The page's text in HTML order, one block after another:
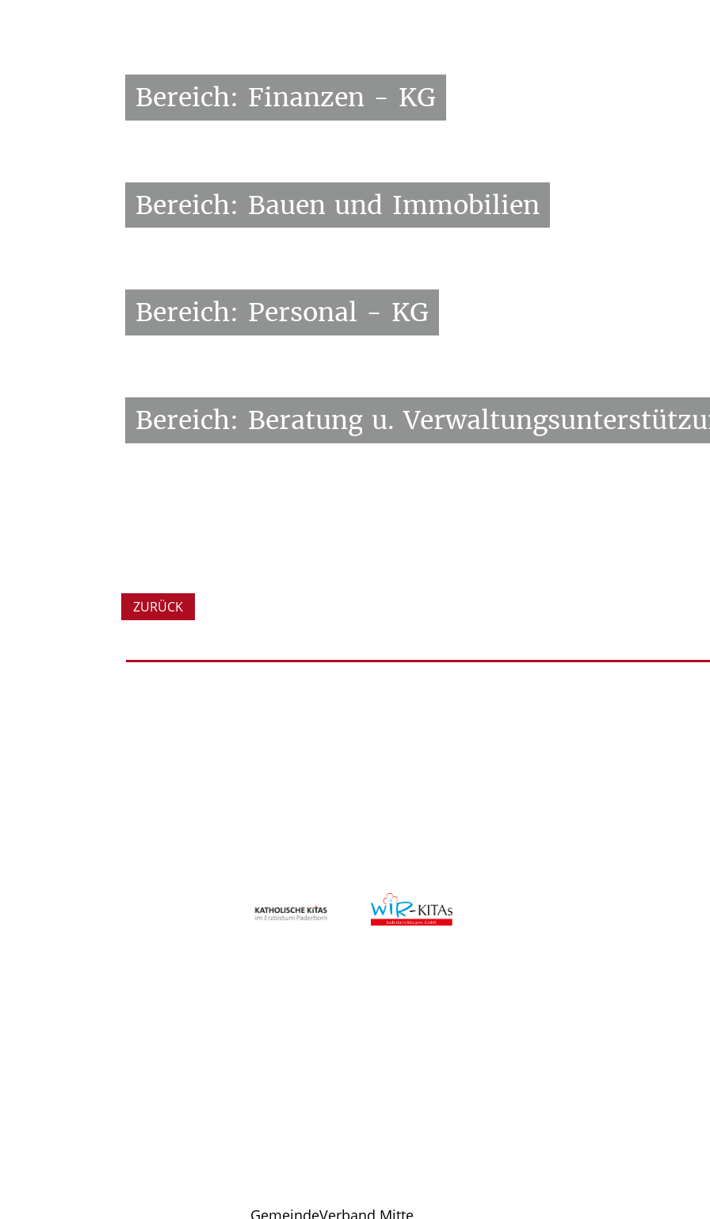
Bereich: Finanzen - KG
Bereich: Bauen und Immobilien
Bereich: Personal - KG
Bereich: Beratung u.
ZURÜCK
GemeindeVerband Mitte